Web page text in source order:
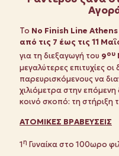
Το No Finish Line
από τις 7 έως τις 11
για τη διεξαγωγή του 9ου
μεγαλύτερες επιτυχίες
παρευρισκόμενους να
χιλιόμετρα στην
κοινό σκοπό: τη στήριξη
ΑΤΟΜΙΚΕΣ ΒΡΑΒΕΥΣΕΙΣ
1η Γυναίκα στο 100ωρο